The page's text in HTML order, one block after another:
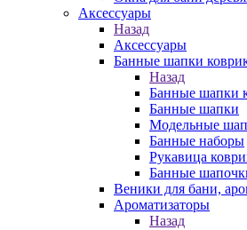
Аксессуары
Назад
Аксессуары
Банные шапки
Назад
Банные шапки
Банные шапки
Модельные
Банные наборы
Рукавица
Банные
Веники для бани,
Ароматизаторы
Назад